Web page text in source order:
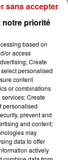
au
notre priorité
based on
or access
Create
personalised
content
or combinations
Create
personalised
prevent and
and content;
may
data to offer
actively
sans accepter